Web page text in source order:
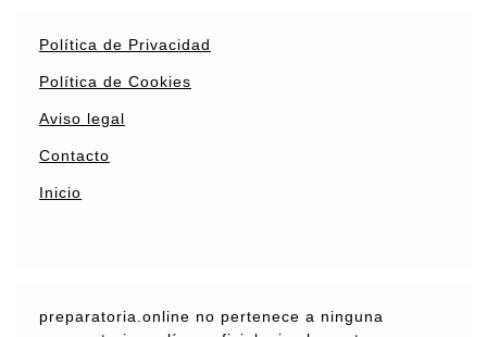
Política de Privacidad
Política de Cookies
Aviso legal
Contacto
Inicio
preparatoria.online no pertenece a ninguna